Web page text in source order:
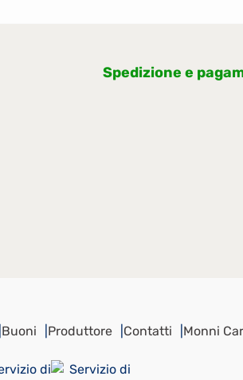
Spedizione e
Buoni Produttore Contatti Monni